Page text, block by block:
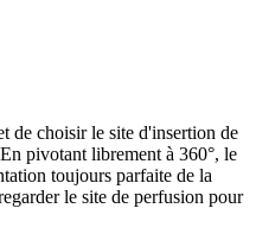
de choisir le site d'insertion de
pivotant librement à 360°, le
toujours parfaite de la
le site de perfusion pour